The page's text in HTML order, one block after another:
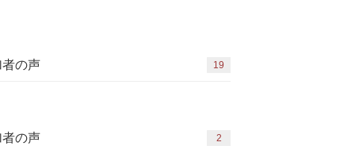
の声 19
の声 2